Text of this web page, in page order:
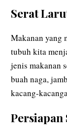
Serat
Makanan yang
tubuh kita
jenis makanan
buah naga,
kacang-